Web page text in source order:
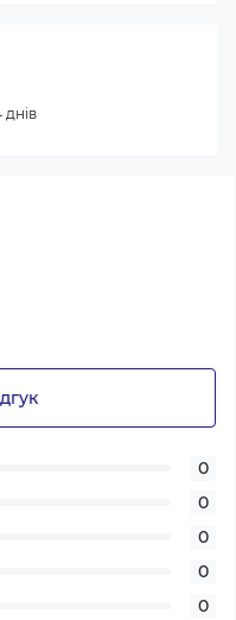
0
0
0
0
0